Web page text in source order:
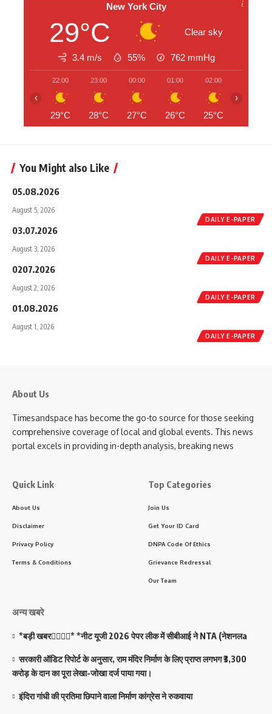
New York City
29°C Clear sky
3.4 m/s 55% 762 mmHg
22:00
29°C
23:00
28°C
00:00
27°C
01:00
26°C
02:00
25°C
‹ ›
You Might also Like
DAILY E-PAPER
05.08.2026
August 5, 2026
DAILY E-PAPER
03.07.2026
August 3, 2026
DAILY E-PAPER
0207.2026
August 2, 2026
DAILY E-PAPER
01.08.2026
August 1, 2026
About Us
Timesandspace has become the go-to source for those seeking
comprehensive coverage of local and global events. This news
portal excels in providing in-depth analysis, breaking news
Quick Link
About Us
Disclaimer
Privacy Policy
Terms & Conditions
Top Categories
Join Us
Get Your ID Card
DNPA Code Of Ethics
Grievance Redressal
Our Team
अन्य खबरे
*बड़ी खबर☝🏻✍🏻* *नीट यूजी 2026 पेपर लीक में सीबीआई ने NTA (नेशनलa
सरकारी ऑडिट रिपोर्ट के अनुसार, राम मंदिर निर्माण के लिए प्राप्त लगभग ₹3,300
करोड़ के दान का पूरा लेखा-जोखा दर्ज पाया गया।
इंदिरा गांधी की प्रतिमा छिपाने वाला निर्माण कांग्रेस ने रुकवाया